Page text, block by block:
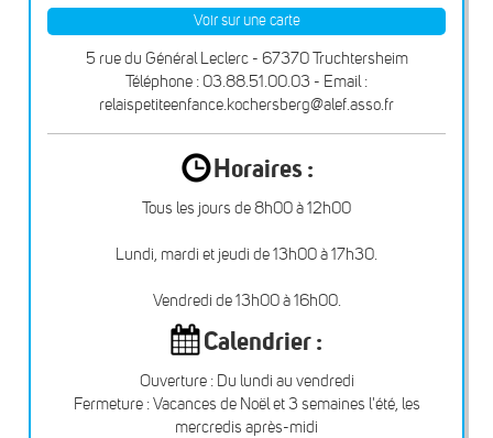
Voir sur une carte
5 rue du Général Leclerc - 67370 Truchtersheim
Téléphone : 03.88.51.00.03 - Email :
relaispetiteenfance.kochersberg@alef.asso.fr
Horaires :
Tous les jours de 8h00 à 12h00
Lundi, mardi et jeudi de 13h00 à 17h30.
Vendredi de 13h00 à 16h00.
Calendrier :
Ouverture : Du lundi au vendredi
Fermeture : Vacances de Noël et 3 semaines l'été, les
mercredis après-midi